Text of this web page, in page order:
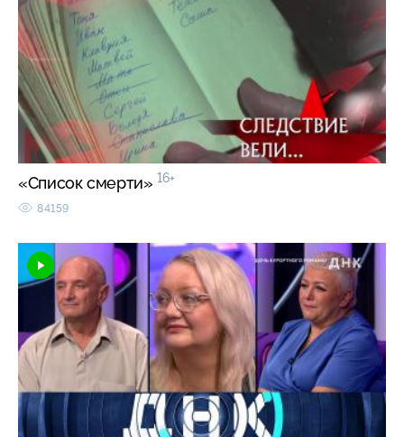
«Список смерти» 16+
84159